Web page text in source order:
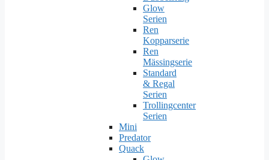
Glow
Serien
Ren
Kopparserie
Ren
Mässingserie
Standard
& Regal
Serien
Trollingcenter
Serien
Mini
Predator
Quack